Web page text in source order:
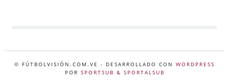
© FÚTBOLVISIÓN.COM.VE - DESARROLLADO CON WORDPRESS
POR SPORTSUB & SPORTALSUB